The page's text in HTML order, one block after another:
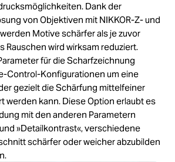
Dank der
von Objektiven mit NIKKOR-Z- und
Motive schärfer als je zuvor
Rauschen wird wirksam reduziert.
für die Scharfzeichnung
Control-Konfigurationen um eine
gezielt die Schärfung mittelfeiner
werden kann. Diese Option erlaubt es
mit den anderen Parametern
»Detailkontrast«, verschiedene
schärfer oder weicher abzubilden